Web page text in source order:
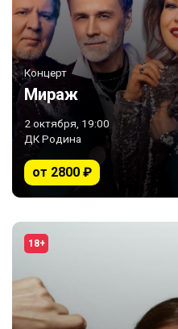
Концерт
Мираж
2 октября, 19:00
ДК Родина
от 2800 ₽
18+